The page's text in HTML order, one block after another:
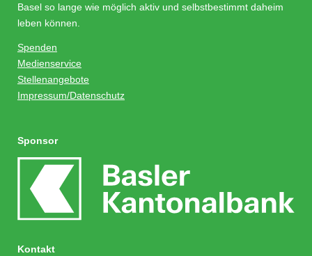
Basel so lange wie möglich aktiv und selbstbestimmt daheim
leben können.
Spenden
Medienservice
Stellenangebote
Impressum/Datenschutz
Sponsor
Kontakt